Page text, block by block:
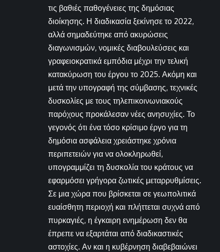
τις βαθιές παθογένειες της δημόσιας
διοίκησης. Η διαδικασία ξεκίνησε το 2022,
αλλά σημαδεύτηκε από ακυρώσεις
διαγωνισμών, νομικές διαβουλεύσεις και
γραφειοκρατικά εμπόδια μέχρι την τελική
κατακύρωση του έργου το 2025. Ακόμη και
μετά την υπογραφή της σύμβασης, τεχνικές
δυσκολίες με τους τηλεπικοινωνιακούς
παρόχους προκάλεσαν νέες ανησυχίες. Το
γεγονός ότι ένα τόσο κρίσιμο έργο για τη
δημόσια ασφάλεια χρειάστηκε χρόνια
περιπετειών για να ολοκληρωθεί,
υπογραμμίζει τη δυσκολία του κράτους να
εφαρμόσει γρήγορα ζωτικές μεταρρυθμίσεις.
Σε μια χώρα που βρίσκεται σε γεωπολιτικά
ευαίσθητη περιοχή και πλήττεται συχνά από
πυρκαγιές, η έγκαιρη ενημέρωση δεν θα
έπρεπε να εξαρτάται από διαδικαστικές
αστοχίες. Αν και η κυβέρνηση διαβεβαιώνει